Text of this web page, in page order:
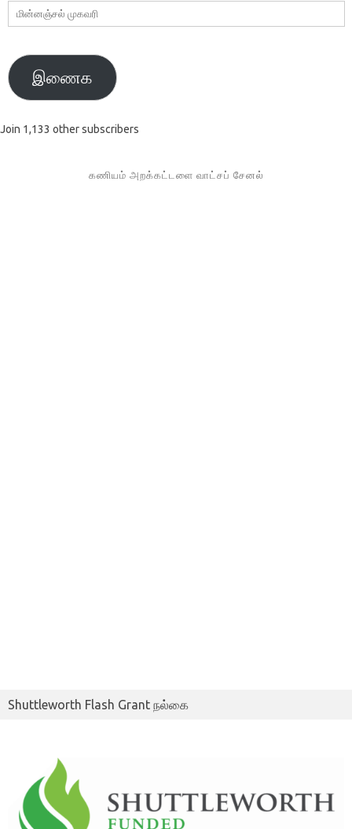
மின்னஞ்சல்
முகவரி
இணைக
Join 1,133 other subscribers
கணியம் அறக்கட்டளை வாட்சப் சேனல்
Shuttleworth Flash Grant நல்கை